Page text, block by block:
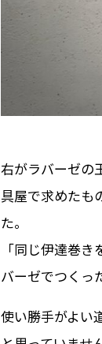
右がラバーゼの
具屋で求めたも
た。
「同じ伊達巻
バーゼでつくっ
使い勝手がよい